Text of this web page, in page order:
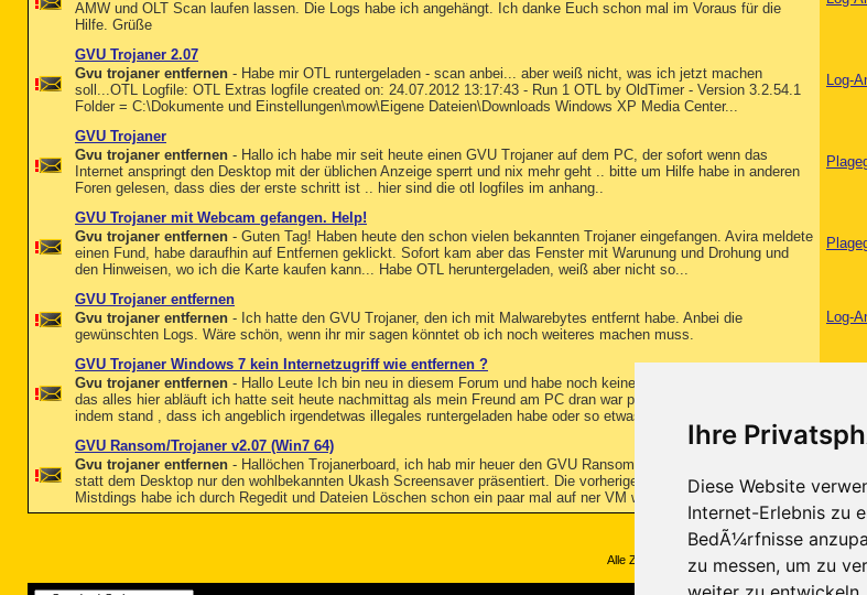
Ihre
Diese Website
Internet-Erlebnis zu
BedÃ¼rfnisse
zu messen, um zu
AMW und OLT Scan laufen lassen. Die Logs habe ich angehängt. Ich danke Euch schon mal im Voraus für die
Hilfe. Grüße
GVU Trojaner 2.07
Gvu trojaner entfernen - Habe mir OTL runtergeladen - scan anbei... aber weiß nicht, was ich jetzt machen
soll...OTL Logfile: OTL Extras logfile created on: 24.07.2012 13:17:43 - Run 1 OTL by OldTimer - Version 3.2.54.1
Folder = C:\Dokumente und Einstellungen\mow\Eigene Dateien\Downloads Windows XP Media Center...
Log-
GVU Trojaner
Gvu trojaner entfernen - Hallo ich habe mir seit heute einen GVU Trojaner auf dem PC, der sofort wenn das
Internet anspringt den Desktop mit der üblichen Anzeige sperrt und nix mehr geht .. bitte um Hilfe habe in anderen
Foren gelesen, dass dies der erste schritt ist .. hier sind die otl logfiles im anhang..
GVU Trojaner mit Webcam gefangen. Help!
Gvu trojaner entfernen - Guten Tag! Haben heute den schon vielen bekannten Trojaner eingefangen. Avira meldete
einen Fund, habe daraufhin auf Entfernen geklickt. Sofort kam aber das Fenster mit Warunung und Drohung und
den Hinweisen, wo ich die Karte kaufen kann... Habe OTL heruntergeladen, weiß aber nicht so...
GVU Trojaner entfernen
Gvu trojaner entfernen - Ich hatte den GVU Trojaner, den ich mit Malwarebytes entfernt habe. Anbei die
gewünschten Logs. Wäre schön, wenn ihr mir sagen könntet ob ich noch weiteres machen muss.
Log-
GVU Trojaner Windows 7 kein Internetzugriff wie entfernen ?
Gvu trojaner entfernen - Hallo Leute Ich bin neu in diesem Forum und habe noch keine erfahrungen gemacht wie
das alles hier abläuft ich hatte seit heute nachmittag als mein Freund am PC dran war plötzlich einen Bildschirm
indem stand , dass ich angeblich irgendetwas illegales runtergeladen habe oder so etwas in der art....
GVU Ransom/Trojaner v2.07 (Win7 64)
Gvu trojaner entfernen - Hallöchen Trojanerboard, ich hab mir heuer den GVU Ransom v 2.07 eingefangen, der mir
statt dem Desktop nur den wohlbekannten Ukash Screensaver präsentiert. Die vorherigen Versionen dieses
Mistdings habe ich durch Regedit und Dateien Löschen schon ein paar mal auf ner VM wegbekommen, diese...
Alle Zeitangaben in WEZ +1. Es ist jetzt00:32